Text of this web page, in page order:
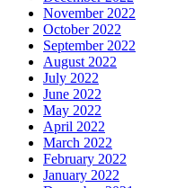
November 2022
October 2022
September 2022
August 2022
July 2022
June 2022
May 2022
April 2022
March 2022
February 2022
January 2022